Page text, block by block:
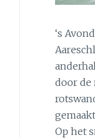
‘s
door de
Op het